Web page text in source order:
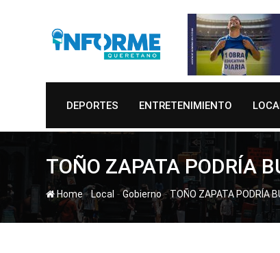
DEPORTES ENTRETENIMIENTO
TOÑO ZAPATA PODRÍA
Home- Local -Gobierno-TOÑO ZAPATA PODRÍA